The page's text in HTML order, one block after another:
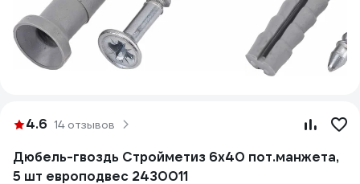
4.6 14 отзывов
Дюбель-гвоздь Стройметиз 6х40 пот.манжета,
5 шт европодвес 2430011